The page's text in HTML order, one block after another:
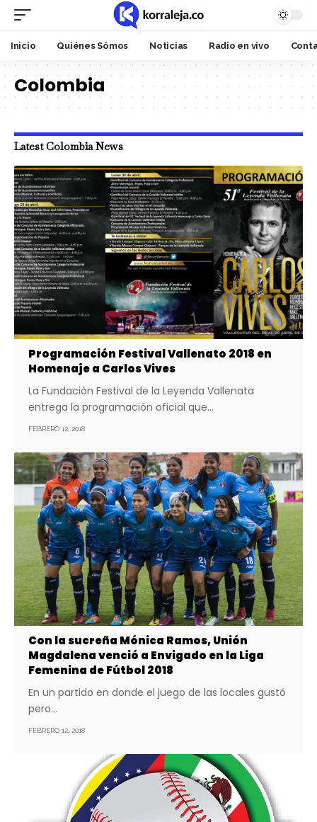
Inicio Quiénes Sómos Noticias Radio en vivo
Colombia
Latest Colombia News
Programación Festival Vallenato 2018 en
Homenaje a Carlos Vives
La Fundación Festival de la Leyenda Vallenata
entrega la programación oficial que…
FEBRERO 12, 2018
Con la sucreña Mónica Ramos, Unión
Magdalena venció a Envigado en la Liga
Femenina de Fútbol 2018
En un partido en donde el juego de las locales gustó
pero…
FEBRERO 12, 2018